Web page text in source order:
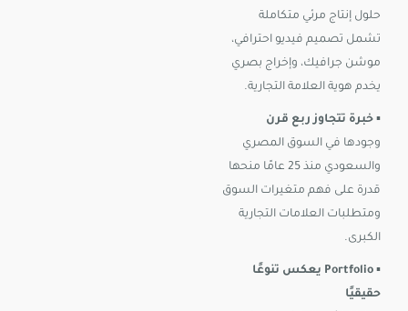
حلول إنتاج مرئي متكاملة
تشمل تصميم فيديو احترافي،
موشن جرافيك، وإخراج بصري
يخدم هوية العلامة التجارية.
▪️ خبرة تتجاوز ربع قرن
وجودها في السوق المصري
والسعودي منذ 25 عامًا منحها
قدرة على فهم متغيرات السوق
ومتطلبات العلامات التجارية
الكبرى.
▪️
Portfolio يعكس تنوعًا
حقيقيًا